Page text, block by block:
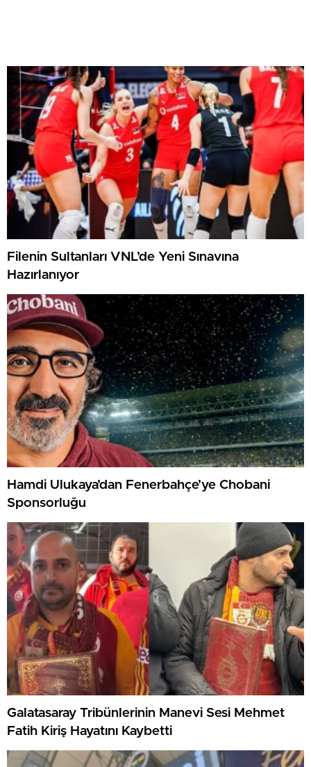
Filenin Sultanları VNL’de Yeni Sınavına
Hazırlanıyor
Hamdi Ulukaya’dan Fenerbahçe’ye Chobani
Sponsorluğu
Galatasaray Tribünlerinin Manevi Sesi Mehmet
Fatih Kiriş Hayatını Kaybetti